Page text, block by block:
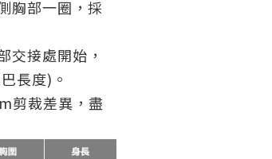
胸部一圈，採
交接處開始，
長度)。
剪裁差異，盡